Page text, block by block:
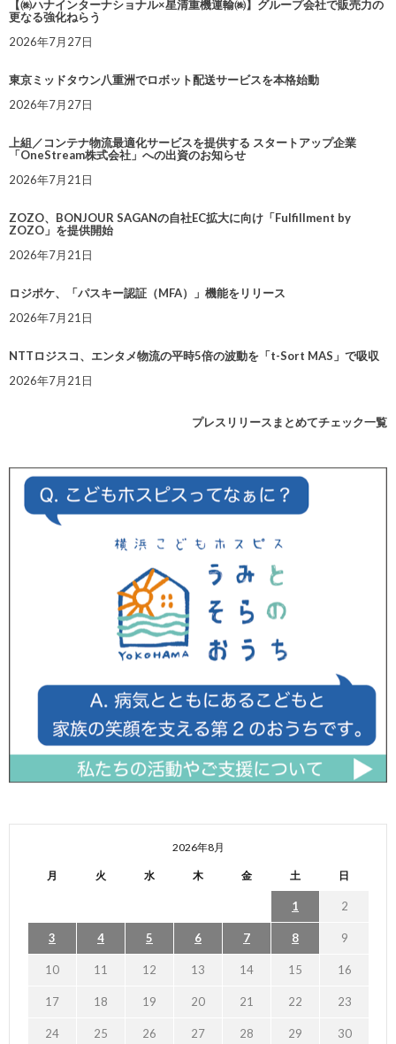
【㈱ハナインターナショナル×星清重機運輸㈱】グループ会社で販売力の
更なる強化ねらう
2026年7月27日
東京ミッドタウン八重洲でロボット配送サービスを本格始動
2026年7月27日
上組／コンテナ物流最適化サービスを提供する スタートアップ企業
「OneStream株式会社」への出資のお知らせ
2026年7月21日
ZOZO、BONJOUR SAGANの自社EC拡大に向け「Fulfillment by
ZOZO」を提供開始
2026年7月21日
ロジポケ、「パスキー認証（MFA）」機能をリリース
2026年7月21日
NTTロジスコ、エンタメ物流の平時5倍の波動を「t-Sort MAS」で吸収
2026年7月21日
プレスリリースまとめてチェック一覧
2026年8月
月 火 水 木 金 土 日
1 2
3 4 5 6 7 8 9
10 11 12 13 14 15 16
17 18 19 20 21 22 23
24 25 26 27 28 29 30